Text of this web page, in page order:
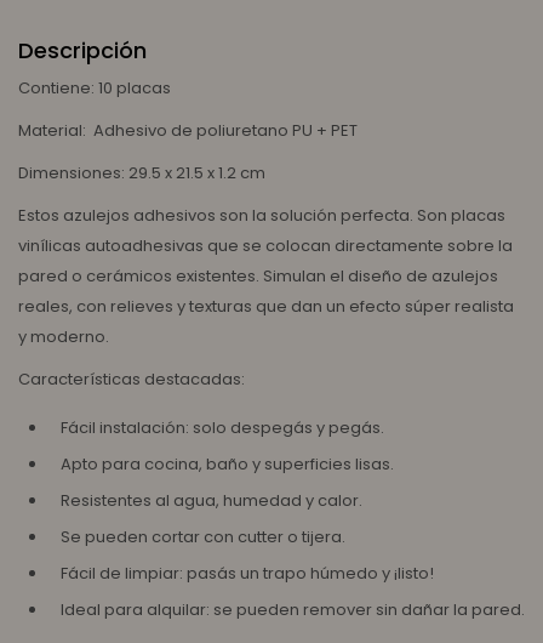
Descripción
Contiene: 10 placas
Material: Adhesivo de poliuretano PU + PET
Dimensiones: 29.5 x 21.5 x 1.2 cm
Estos azulejos adhesivos son la solución perfecta. Son placas
vinílicas autoadhesivas que se colocan directamente sobre la
pared o cerámicos existentes. Simulan el diseño de azulejos
reales, con relieves y texturas que dan un efecto súper realista
y moderno.
Características destacadas:
Fácil instalación: solo despegás y pegás.
Apto para cocina, baño y superficies lisas.
Resistentes al agua, humedad y calor.
Se pueden cortar con cutter o tijera.
Fácil de limpiar: pasás un trapo húmedo y ¡listo!
Ideal para alquilar: se pueden remover sin dañar la pared.